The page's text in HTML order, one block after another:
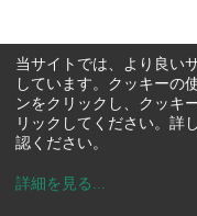
当サイトでは、より良い
しています。クッキーの
ンをクリックし、クッキ
リックしてください。詳
認ください。
詳細を見る ...